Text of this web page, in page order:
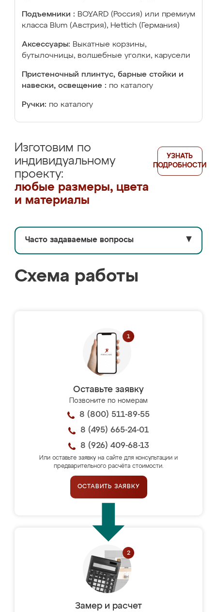
Подъемники : BOYARD (Россия) или премиум
класса Blum (Австрия), Hettich (Германия)
Аксессуары: Выкатные корзины,
бутылочницы, волшебные уголки, карусели
Пристеночный плинтус, барные стойки и
навески, освещение : по каталогу
Ручки: по каталогу
Изготовим по
индивидуальному
проекту:
любые размеры, цвета
и материалы
УЗНАТЬ
ПОДРОБНОСТИ
Часто задаваемые вопросы ▼
Схема работы
Оставьте заявку
Позвоните по номерам
8 (800) 511-89-55
8 (495) 665-24-01
8 (926) 409-68-13
Или оставьте заявку на сайте для консультации и
предварительного расчёта стоимости.
ОСТАВИТЬ ЗАЯВКУ
Замер и расчет